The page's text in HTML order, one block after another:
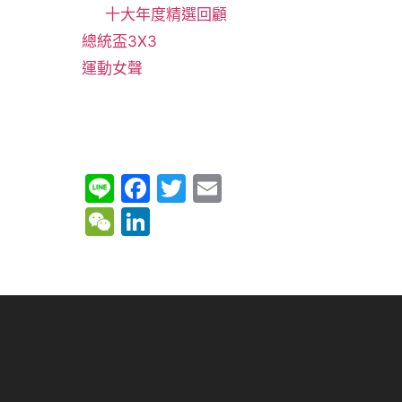
十大年度精選回顧
總統盃3X3
運動女聲
Li
n
e
F
b
T
W
h e